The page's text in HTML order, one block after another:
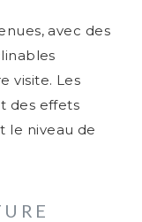
avec des
visite. Les
des effets
le niveau de